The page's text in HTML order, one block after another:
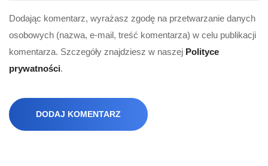
Dodając komentarz, wyrażasz zgodę na przetwarzanie danych
osobowych (nazwa, e-mail, treść komentarza) w celu publikacji
komentarza. Szczegóły znajdziesz w naszej Polityce
prywatności.
DODAJ KOMENTARZ